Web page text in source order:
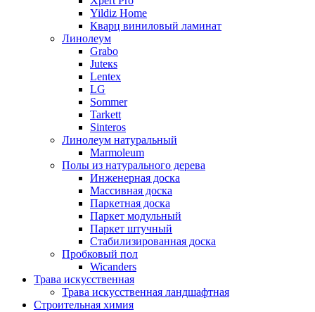
Yildiz Home
Кварц виниловый ламинат
Линолеум
Grabo
Juteкs
Lentex
LG
Sommer
Tarkett
Sinteros
Линолеум натуральный
Marmoleum
Полы из натурального дерева
Инженерная доска
Массивная доска
Паркетная доска
Паркет модульный
Паркет штучный
Стабилизированная доска
Пробковый пол
Wicanders
Трава искусственная
Трава искусственная ландшафтная
Строительная химия